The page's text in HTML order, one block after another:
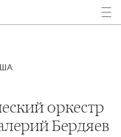
оркестр
Бердяев